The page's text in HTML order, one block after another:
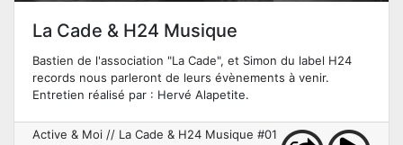
La Cade & H24 Musique
Bastien de l'association "La Cade", et Simon du label H24
records nous parleront de leurs évènements à venir.
Entretien réalisé par : Hervé Alapetite.
Active & Moi // La Cade & H24 Musique #01